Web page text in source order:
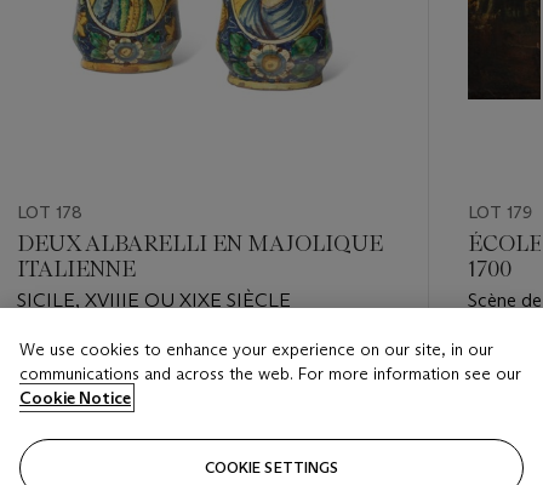
LOT 178
DEUX ALBARELLI EN MAJOLIQUE
ITALIENNE
SICILE, XVIIIE OU XIXE SIÈCLE
Estimate
EUR 2,000 - EUR 3,000
Closed
LOT 179
1700
Scène
Estimate
EUR
Closed
We use cookies to enhance your experience on our site, in our
communications and across the web. For more information see our
Cookie Notice
COOKIE SETTINGS